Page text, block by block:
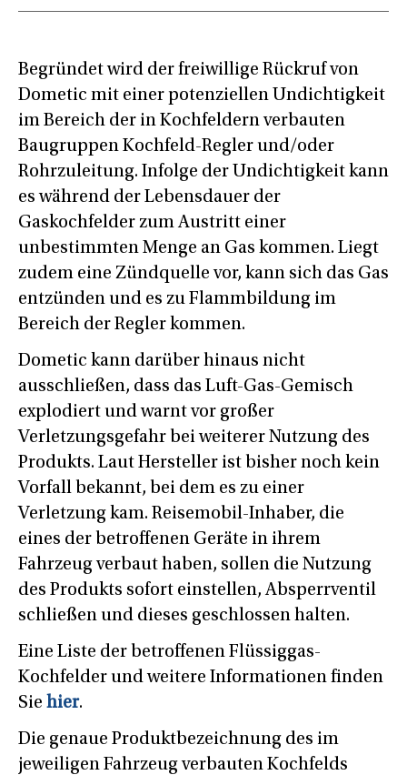
Begründet wird der freiwillige Rückruf von
Dometic mit einer potenziellen Undichtigkeit
im Bereich der in Kochfeldern verbauten
Baugruppen Kochfeld-Regler und/oder
Rohrzuleitung. Infolge der Undichtigkeit kann
es während der Lebensdauer der
Gaskochfelder zum Austritt einer
unbestimmten Menge an Gas kommen. Liegt
zudem eine Zündquelle vor, kann sich das Gas
entzünden und es zu Flammbildung im
Bereich der Regler kommen.
Dometic kann darüber hinaus nicht
ausschließen, dass das Luft-Gas-Gemisch
explodiert und warnt vor großer
Verletzungsgefahr bei weiterer Nutzung des
Produkts. Laut Hersteller ist bisher noch kein
Vorfall bekannt, bei dem es zu einer
Verletzung kam. Reisemobil-Inhaber, die
eines der betroffenen Geräte in ihrem
Fahrzeug verbaut haben, sollen die Nutzung
des Produkts sofort einstellen, Absperrventil
schließen und dieses geschlossen halten.
Eine Liste der betroffenen Flüssiggas-
Kochfelder und weitere Informationen finden
Sie hier.
Die genaue Produktbezeichnung des im
jeweiligen Fahrzeug verbauten Kochfelds